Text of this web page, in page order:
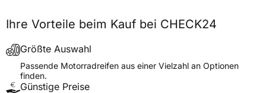
Verwendung
Sommerreifen
Modellname
Reifenposition
Rear
Motorradtyp
Ihre Vorteile beim Kauf bei CHECK24
Größte Auswahl
Passende Motorradreifen aus einer Vielzahl an Optionen
finden.
Günstige Preise